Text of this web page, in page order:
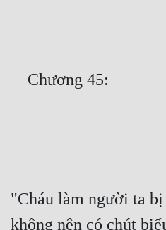
Truyện Nhập Môn
Cung Đấu
Cạnh Kỹ
"Cháu làm người ta